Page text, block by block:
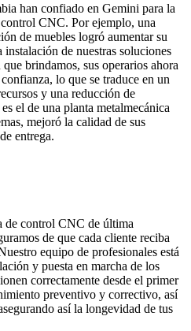
han confiado en Gemini para la
CNC. Por ejemplo, una
de muebles logró aumentar su
de nuestras soluciones
brindamos, sus operarios ahora
lo que se traduce en un
y una reducción de
el de una planta metalmecánica
mejoró la calidad de sus
entrega.
de control CNC de última
de que cada cliente reciba
equipo de profesionales está
y puesta en marcha de los
correctamente desde el primer
preventivo y correctivo, así
así la longevidad de tus